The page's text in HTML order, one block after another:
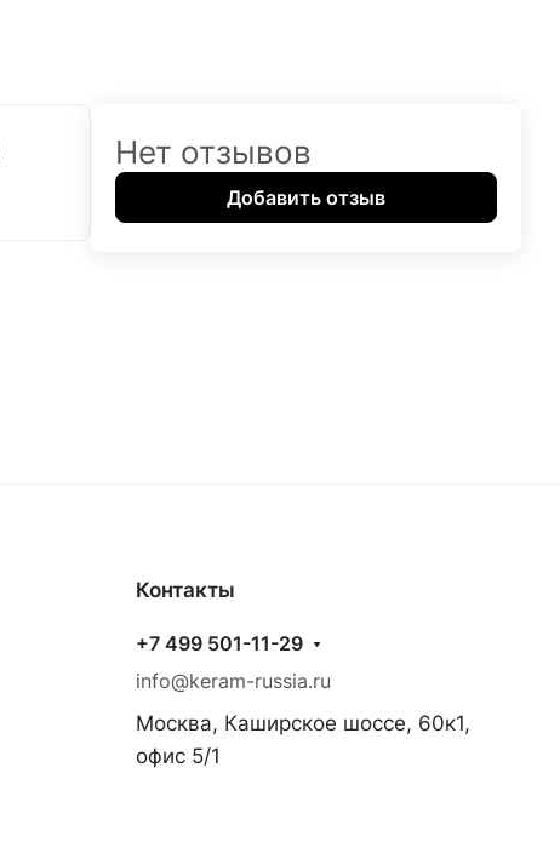
Нет отзывов
Добавить отзыв
Контакты
+7 499 501-11-29
info@keram-russia.ru
Москва, Каширское шоссе, 60к1,
офис 5/1